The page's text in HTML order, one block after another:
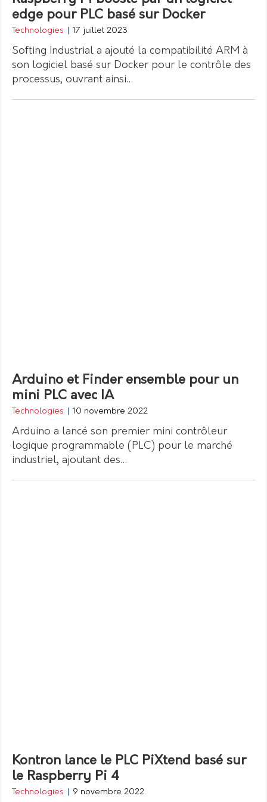
edge pour PLC basé sur Docker
Technologies 17 juillet 2023
Softing Industrial a ajouté la compatibilité ARM à
son logiciel basé sur Docker pour le contrôle des
processus, ouvrant ainsi…
Arduino et Finder ensemble pour un
mini PLC avec IA
Technologies 10 novembre 2022
Arduino a lancé son premier mini contrôleur
logique programmable (PLC) pour le marché
industriel, ajoutant des…
Kontron lance le PLC PiXtend basé sur
le Raspberry Pi 4
Technologies 9 novembre 2022